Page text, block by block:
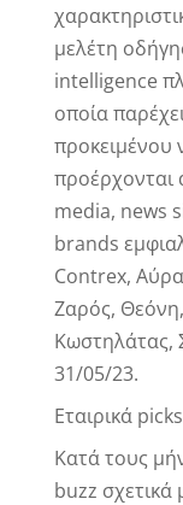
μελέτη
intelligence
οποία
προκειμένου
προέρχονται
media, news
brands
Contrex,
Ζαρός,
Κωστηλάτας,
31/05/23.
Εταιρικά picks
Κατά τους
buzz σχετικά